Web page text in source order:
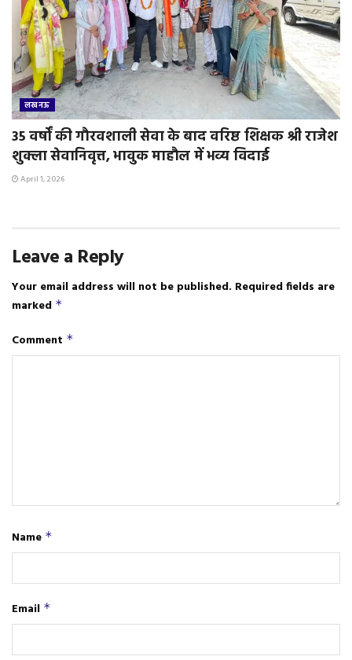
लखनऊ
35 वर्षों की गौरवशाली सेवा के बाद वरिष्ठ शिक्षक श्री राजेश
शुक्ला सेवानिवृत्त, भावुक माहौल में भव्य विदाई
April 1, 2026
Leave a Reply
Your email address will not be published. Required fields are
marked *
Comment *
Name *
Email *